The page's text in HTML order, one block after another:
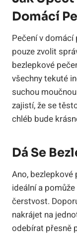
Domácí
Pečení v domácí
pouze zvolit
bezlepkové
všechny tekuté
suchou
zajistí, že se
chléb bude
Dá Se
Ano,
ideální a
čerstvost.
nakrájet na
odebírat přesně